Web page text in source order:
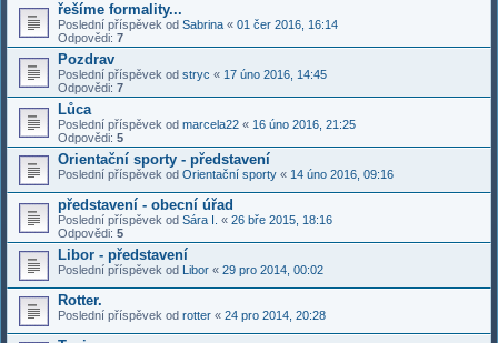
řešíme formality...
Poslední příspěvek od Sabrina « 01 čer 2016, 16:14
Odpovědi: 7
Pozdrav
Poslední příspěvek od stryc « 17 úno 2016, 14:45
Odpovědi: 7
Lůca
Poslední příspěvek od marcela22 « 16 úno 2016, 21:25
Odpovědi: 5
Orientační sporty - představení
Poslední příspěvek od Orientační sporty « 14 úno 2016, 09:16
představení - obecní úřad
Poslední příspěvek od Sára I. « 26 bře 2015, 18:16
Odpovědi: 5
Libor - představení
Poslední příspěvek od Libor « 29 pro 2014, 00:02
Rotter.
Poslední příspěvek od rotter « 24 pro 2014, 20:28